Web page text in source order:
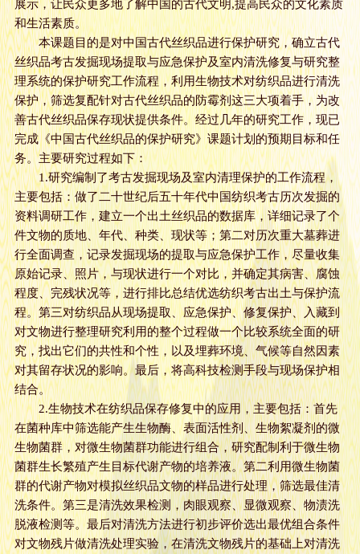
展示，让民众更多地了解中国的古代文明,提高民众的文化素质
和生活素质。
本课题目的是对中国古代丝织品进行保护研究，确立古代
丝织品考古发掘现场提取与应急保护及室内清洗修复与研究整
理系统的保护研究工作流程，利用生物技术对纺织品进行清洗
保护，筛选复配针对古代丝织品的防霉剂这三大项着手，为改
善古代丝织品保存现状提供条件。经过几年的研究工作，现已
完成《中国古代丝织品的保护研究》课题计划的预期目标和任
务。主要研究过程如下：
1.研究编制了考古发掘现场及室内清理保护的工作流程，
主要包括：做了二十世纪后五十年代中国纺织考古历次发掘的
资料调研工作，建立一个出土丝织品的数据库，详细记录了个
件文物的质地、年代、种类、现状等；第二对历次重大墓葬进
行全面调查，记录发掘现场的提取与应急保护工作，尽量收集
原始记录、照片，与现状进行一个对比，并确定其病害、腐蚀
程度、完残状况等，进行排比总结优选纺织考古出土与保护流
程。第三对纺织品从现场提取、应急保护、修复保护、入藏到
对文物进行整理研究利用的整个过程做一个比较系统全面的研
究，找出它们的共性和个性，以及埋葬环境、气候等自然因素
对其留存状况的影响。最后，将高科技检测手段与现场保护相
结合。
2.生物技术在纺织品保存修复中的应用，主要包括：首先
在菌种库中筛选能产生生物酶、表面活性剂、生物絮凝剂的微
生物菌群，对微生物菌群功能进行组合，研究配制利于微生物
菌群生长繁殖产生目标代谢产物的培养液。第二利用微生物菌
群的代谢产物对模拟丝织品文物的样品进行处理，筛选最佳清
洗条件。第三是清洗效果检测，肉眼观察、显微观察、物渍洗
脱液检测等。最后对清洗方法进行初步评价选出最优组合条件
对文物残片做清洗处理实验，在清洗文物残片的基础上对清洗